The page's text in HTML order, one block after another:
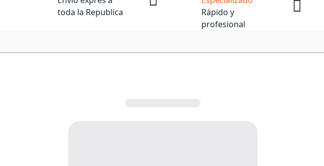
toda la Republica
Rápido y
profesional